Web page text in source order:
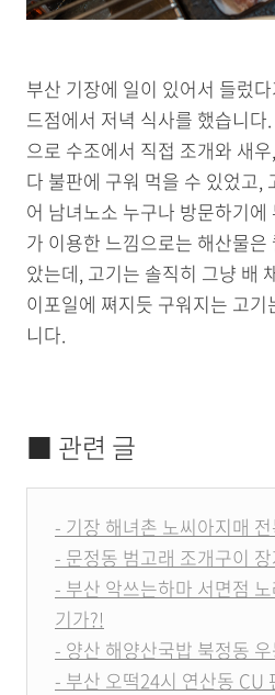
부산 기장에 일이 있어서 들렀
드점에서 저녁 식사를 했습니
으로 수조에서 직접 조개와 새
다 불판에 구워 먹을 수 있었고,
어 남녀노소 누구나 방문하기
가 이용한 느낌으로는 해산물
았는데, 고기는 솔직히 그냥 배
이포일에 쪄지듯 구워지는 고
니다.
■ 관련 글
- 기장 해녀촌 노씨아지매
- 문정동 범고래 조개구이
- 부산 악쓰는하마 서면점
기가?!
- 양산 해양산국밥 북정동
- 부산 오떡24시 연산동 CU